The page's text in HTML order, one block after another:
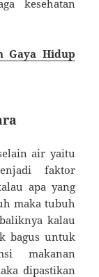
kesehatan
Gaya Hidup
air yaitu
faktor
apa yang
maka tubuh
kalau
bagus untuk
makanan
dipastikan